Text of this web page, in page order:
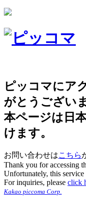
ピッコマにア
がとうござい
本ページは日
けます。
お問い合わせはこちら
Thank you for accessing
Unfortunately, this
For inquiries, please click
Kakao piccoma Corp.